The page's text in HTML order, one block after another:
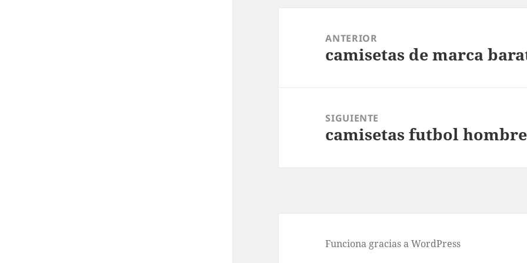
entradas
ANTERIOR
Entrada
camisetas de marca
SIGUIENTE
Entrada
camisetas futbol hombre
Funciona gracias a WordPress